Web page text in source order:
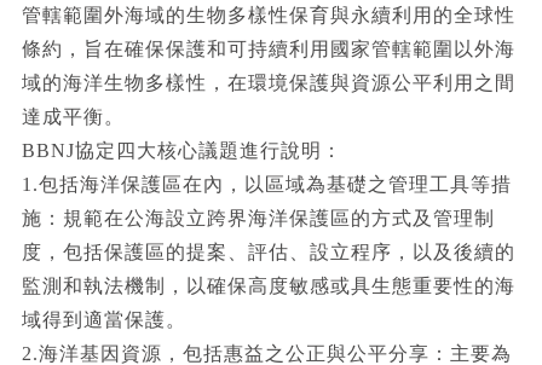
管轄範圍外海域的生物多樣性保育與永續利用的全球性
條約，旨在確保保護和可持續利用國家管轄範圍以外海
域的海洋生物多樣性，在環境保護與資源公平利用之間
達成平衡。
BBNJ協定四大核心議題進行說明：
1.包括海洋保護區在內，以區域為基礎之管理工具等措
施：規範在公海設立跨界海洋保護區的方式及管理制
度，包括保護區的提案、評估、設立程序，以及後續的
監測和執法機制，以確保高度敏感或具生態重要性的海
域得到適當保護。
2.海洋基因資源，包括惠益之公正與公平分享：主要為